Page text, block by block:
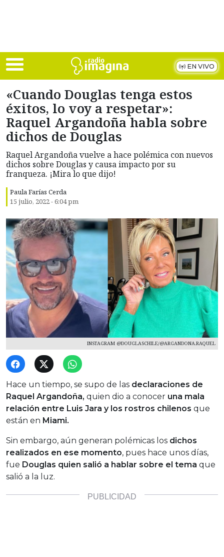
EN VIVO
«Cuando Douglas tenga estos
éxitos, lo voy a respetar»:
Raquel Argandoña habla sobre
dichos de Douglas
Raquel Argandoña vuelve a hace polémica con nuevos
dichos sobre Douglas y causa impacto por su
franqueza. ¡Mira lo que dijo!
Paula Farías Cerda
15 julio, 2022 - 6:04 pm
INSTAGRAM @DOUGLASCHILE/@ARGANDONA.RAQUEL
Hace un tiempo, se supo de las declaraciones de
Raquel Argandoña, quien dio a conocer una mala
relación entre Luis Jara y los rostros chilenos que
están en Miami.
Sin embargo, aún generan polémicas los dichos
realizados en ese momento, pues hace unos días,
fue Douglas quien salió a hablar sobre el tema que
salió a la luz.